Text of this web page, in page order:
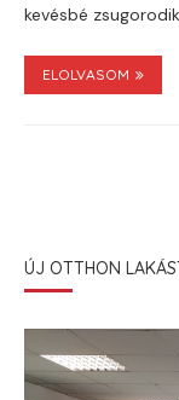
kevésbé
ELOLVASOM
ÚJ OTTHON